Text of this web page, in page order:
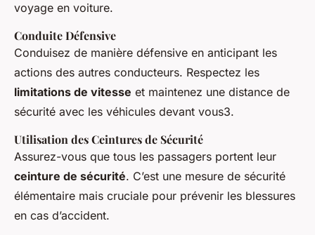
voyage en voiture.
Conduite Défensive
Conduisez de manière défensive en anticipant les
actions des autres conducteurs. Respectez les
limitations de vitesse et maintenez une distance de
sécurité avec les véhicules devant vous3.
Utilisation des Ceintures de Sécurité
Assurez-vous que tous les passagers portent leur
ceinture de sécurité. C’est une mesure de sécurité
élémentaire mais cruciale pour prévenir les blessures
en cas d’accident.